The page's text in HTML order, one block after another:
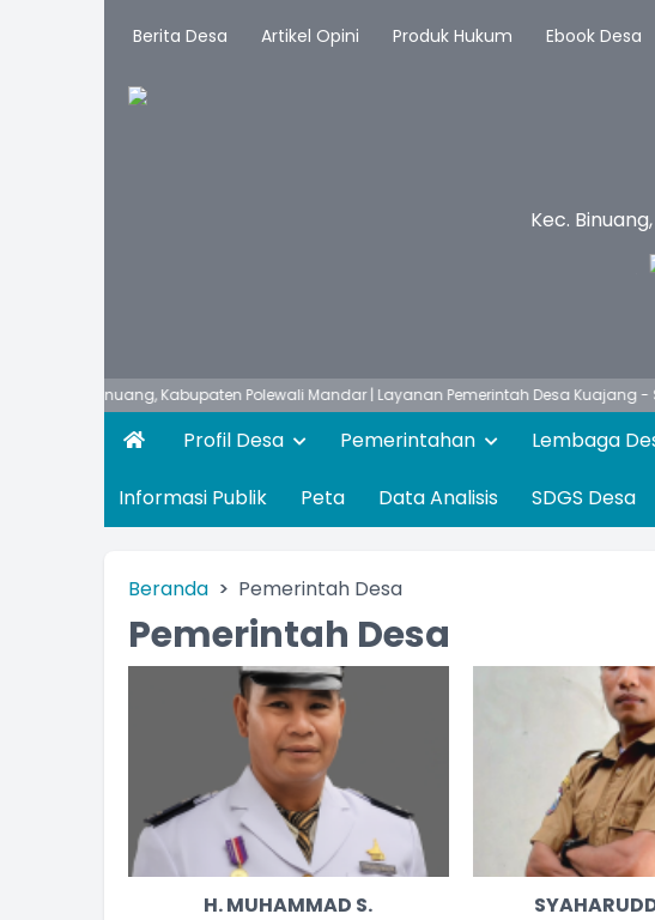
Berita Desa Artikel Opini Produk Hukum Ebook Desa
Kec.
Binuang, Kabupaten Polewali Mandar | Layanan Pemerintah Desa Kuajang - Senin
Profil Desa Pemerintahan Lembaga
Informasi Publik Peta Data Analisis SDGS Desa
Beranda Pemerintah Desa
Pemerintah Desa
H. MUHAMMAD S.